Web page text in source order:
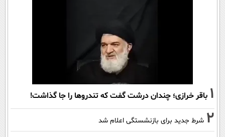
1 باقر خرازی؛ چندان درشت گفت که تندروها را جا گذاشت!
2 شرط جدید برای بازنشستگی اعلام شد